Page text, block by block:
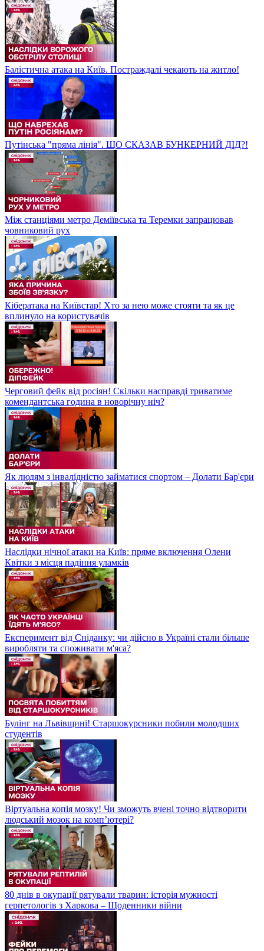
Балістична атака на Київ. Постраждалі чекають на житло!
Путінська "пряма лінія". ЩО СКАЗАВ БУНКЕРНИЙ ДІД?!
Між станціями метро Деміївська та Теремки запрацював
човниковий рух
Кібератака на Київстар! Хто за нею може стояти та як це
вплинуло на користувачів
Черговий фейк від росіян! Скільки насправді триватиме
комендантська година в новорічну ніч?
Як людям з інвалідністю займатися спортом – Долати Бар'єри
Наслідки нічної атаки на Київ: пряме включення Олени
Квітки з місця падіння уламків
Експеримент від Сніданку: чи дійсно в Україні стали більше
виробляти та споживати м'яса?
Булінг на Львівщині! Старшокурсники побили молодших
студентів
Віртуальна копія мозку! Чи зможуть вчені точно відтворити
людський мозок на компʼютері?
80 днів в окупації рятували тварин: історія мужності
герпетологів з Харкова – Щоденники війни